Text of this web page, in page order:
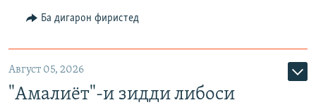
Ба дигарон фиристед
Август 05, 2026
"Амалиёт"-и зидди либоси